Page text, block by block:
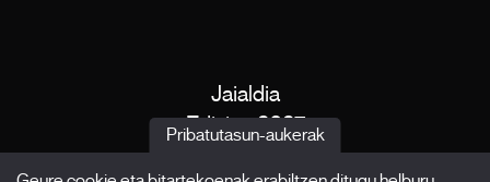
Jaialdia
Edizioa 2027
Pribatutasun-aukerak